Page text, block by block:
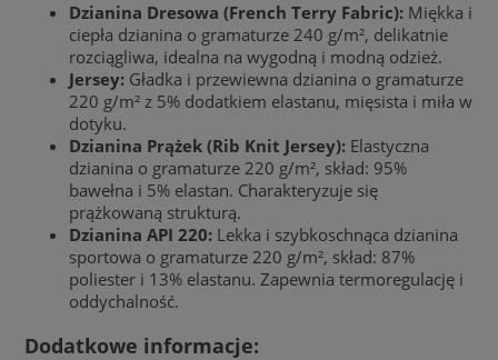
Dzianina Dresowa (French Terry Fabric): Miękka i
ciepła dzianina o gramaturze 240 g/m², delikatnie
rozciągliwa, idealna na wygodną i modną odzież.
Jersey: Gładka i przewiewna dzianina o gramaturze
220 g/m² z 5% dodatkiem elastanu, mięsista i miła w
dotyku.
Dzianina Prążek (Rib Knit Jersey): Elastyczna
dzianina o gramaturze 220 g/m², skład: 95%
bawełna i 5% elastan. Charakteryzuje się
prążkowaną strukturą.
Dzianina API 220: Lekka i szybkoschnąca dzianina
sportowa o gramaturze 220 g/m², skład: 87%
poliester i 13% elastanu. Zapewnia termoregulację i
oddychalność.
Dodatkowe informacje: